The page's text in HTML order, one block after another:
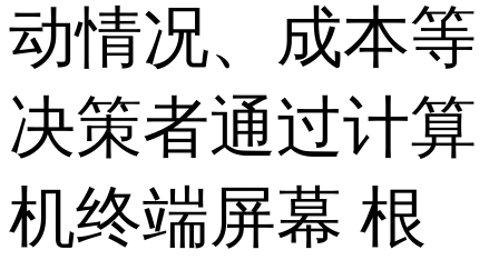
动情况、成本等
决策者通过计算
机终端屏幕 根